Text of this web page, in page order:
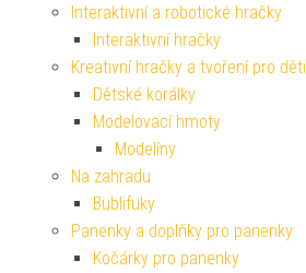
Interaktivní a robotické hračky
Interaktivní hračky
Kreativní hračky a tvoření pro děti
Dětské korálky
Modelovací hmoty
Modelíny
Na zahradu
Bublifuky
Panenky a doplňky pro panenky
Kočárky pro panenky